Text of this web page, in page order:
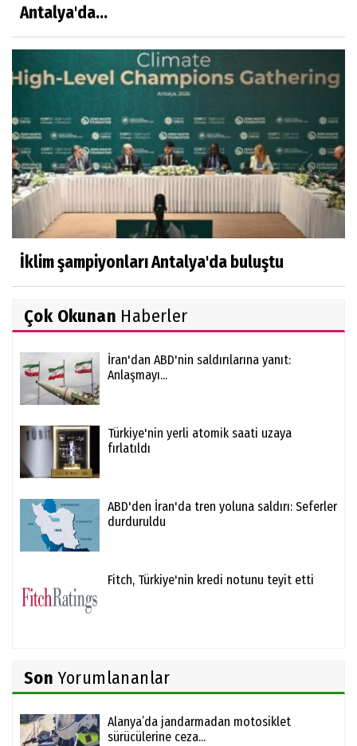
Antalya'da...
İklim şampiyonları Antalya'da buluştu
Çok Okunan Haberler
İran'dan ABD'nin saldırılarına yanıt:
Anlaşmayı...
Türkiye'nin yerli atomik saati uzaya
fırlatıldı
ABD'den İran'da tren yoluna saldırı: Seferler
durduruldu
Fitch, Türkiye'nin kredi notunu teyit etti
Son Yorumlananlar
Alanya’da jandarmadan motosiklet
sürücülerine ceza...